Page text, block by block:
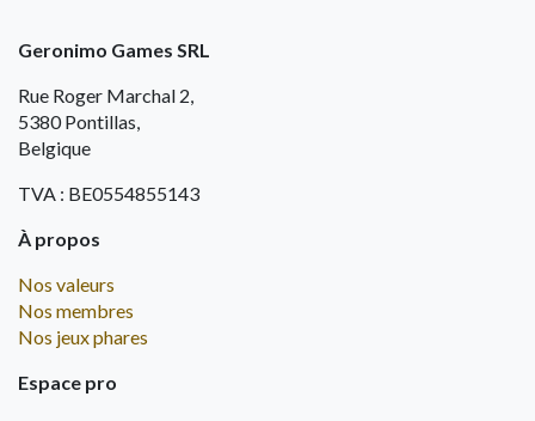
Geronimo Games SRL
Rue Roger Marchal 2,
5380 Pontillas,
Belgique
TVA : BE0554855143
À propos
Nos valeurs
Nos membres
Nos jeux phares
Espace pro